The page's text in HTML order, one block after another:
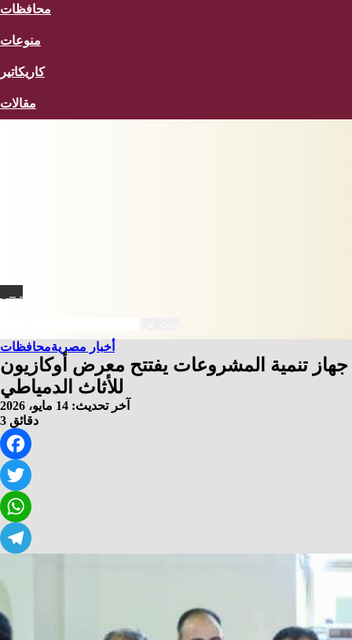
محافظات
منوعات
كاريكاتير
مقالات
أخبار مصريةمحافظات
جهاز تنمية المشروعات يفتتح معرض أوكازيون
آخر تحديث: 14 مايو، 2026
3 دقائق